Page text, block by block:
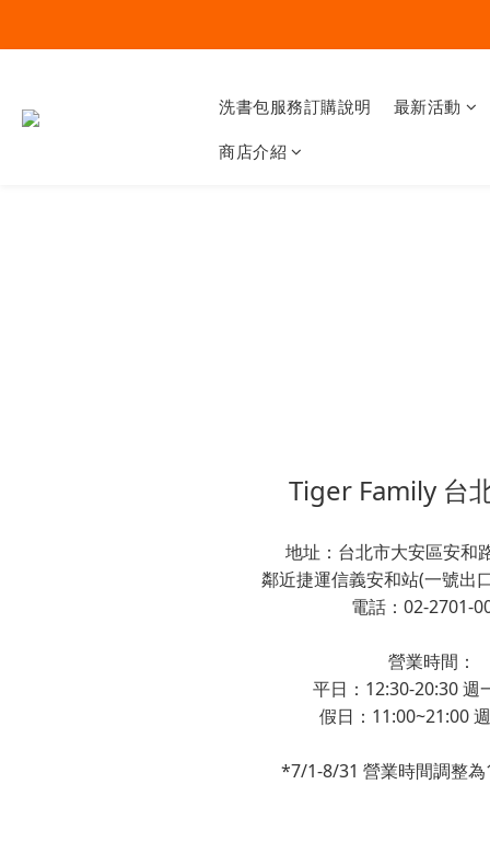
洗書包服務訂購說明 最新活動
商店介紹
Tiger Family 台
地址：台北市大安區安和
鄰近捷運信義安和站(一號出
電話：02-2701-
營業時間：
平日：12:30-20:30 週
假日：11:00~21:00
*7/1-8/31 營業時間調整